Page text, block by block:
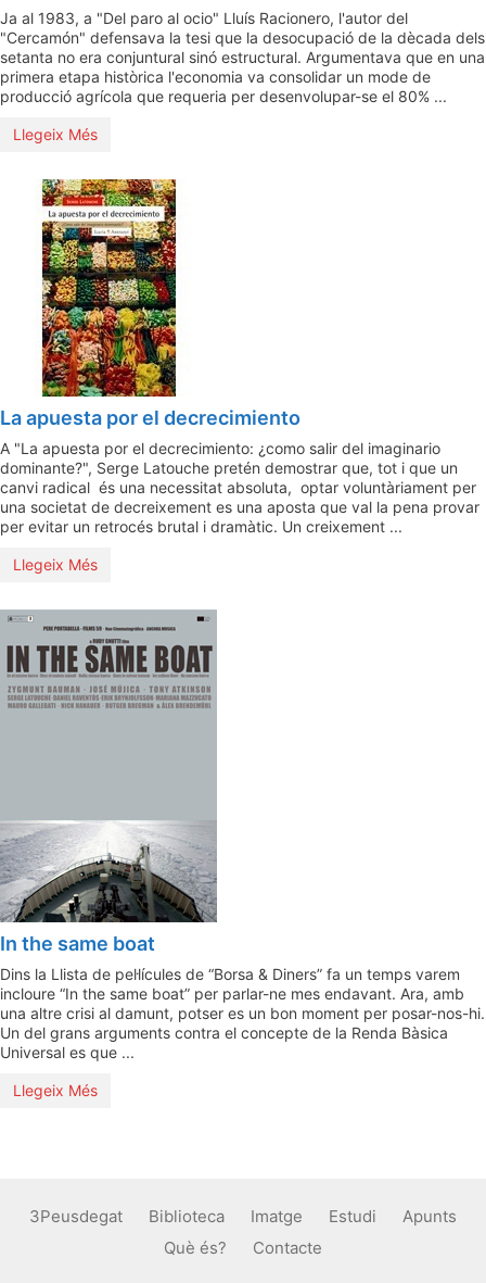
Ja al 1983, a "Del paro al ocio" Lluís Racionero, l'autor del
"Cercamón" defensava la tesi que la desocupació de la dècada dels
setanta no era conjuntural sinó estructural. Argumentava que en una
primera etapa històrica l'economia va consolidar un mode de
producció agrícola que requeria per desenvolupar-se el 80% ...
Llegeix Més
La apuesta por el decrecimiento
A "La apuesta por el decrecimiento: ¿como salir del imaginario
dominante?", Serge Latouche pretén demostrar que, tot i que un
canvi radical és una necessitat absoluta, optar voluntàriament per
una societat de decreixement es una aposta que val la pena provar
per evitar un retrocés brutal i dramàtic. Un creixement ...
Llegeix Més
In the same boat
Dins la Llista de pel·lícules de “Borsa & Diners” fa un temps varem
incloure “In the same boat” per parlar-ne mes endavant. Ara, amb
una altre crisi al damunt, potser es un bon moment per posar-nos-hi.
Un del grans arguments contra el concepte de la Renda Bàsica
Universal es que ...
Llegeix Més
3Peusdegat Biblioteca Imatge Estudi
Apunts
Què és?
Contacte